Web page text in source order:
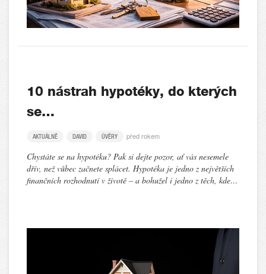
10 nástrah hypotéky, do kterých
se…
AKTUÁLNĚ DAVID ÚVĚRY před rokem
Chystáte se na hypotéku? Pak si dejte pozor, ať vás nesemele
dřív, než vůbec začnete splácet. Hypotéka je jedno z největších
finančních rozhodnutí v životě – a bohužel i jedno z těch, kde…